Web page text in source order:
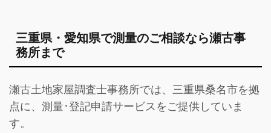
三重県・愛知県で測量のご相談なら瀬古事
務所まで
瀬古土地家屋調査士事務所では、三重県桑名市を拠
点に、測量･登記申請サービスをご提供していま
す。